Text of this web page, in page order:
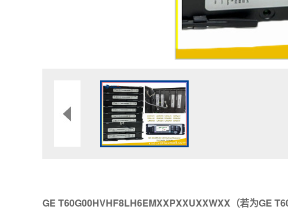
GE T60G00HVHF8LH6EMXXPXXUXXWXX（若为GE